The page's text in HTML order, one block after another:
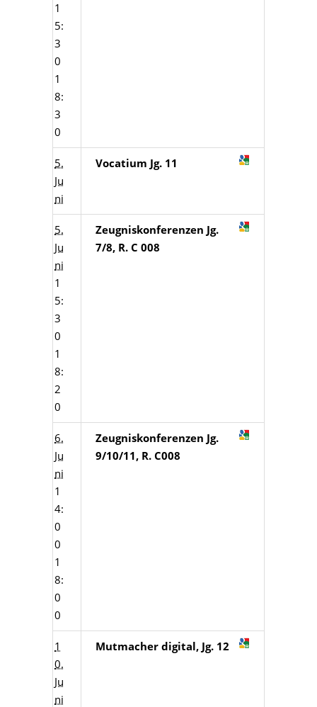
1
5:
3
0
1
8:
3
0
5.
Ju
ni
Vocatium Jg. 11
5.
Ju
ni
1
5:
3
0
1
8:
2
0
Zeugniskonferenzen Jg.
7/8, R. C 008
6.
Ju
ni
1
4:
0
0
1
8:
0
0
Zeugniskonferenzen Jg.
9/10/11, R. C008
1
0.
Ju
ni
Mutmacher digital, Jg. 12